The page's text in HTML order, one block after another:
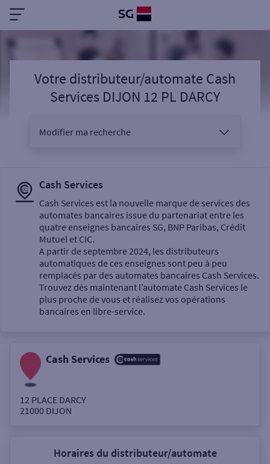
Votre distributeur/automate Cash
Services DIJON 12 PL DARCY
Modifier ma recherche
Sélectionnez votre recherche
Un service
Autour de moi
Cash Services
Cash Services est la nouvelle marque de services des
automates bancaires issue du partenariat entre les
quatre enseignes bancaires SG, BNP Paribas, Crédit
Mutuel et CIC.
A partir de septembre 2024, les distributeurs
automatiques de ces enseignes sont peu à peu
remplacés par des automates bancaires Cash Services.
Trouvez dès maintenant l’automate Cash Services le
plus proche de vous et réalisez vos opérations
bancaires en libre-service.
Cash Services
12 PLACE DARCY
21000 DIJON
Horaires du distributeur/automate